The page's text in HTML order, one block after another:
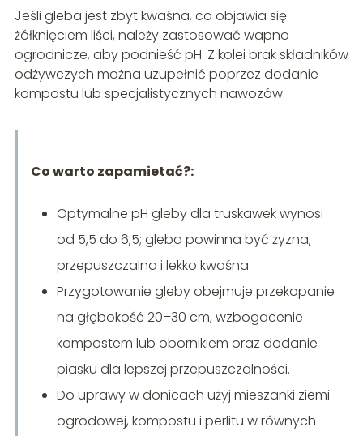
Jeśli gleba jest zbyt kwaśna, co objawia się
żółknięciem liści, należy zastosować wapno
ogrodnicze, aby podnieść pH. Z kolei brak składników
odżywczych można uzupełnić poprzez dodanie
kompostu lub specjalistycznych nawozów.
Co warto zapamietać?:
Optymalne pH gleby dla truskawek wynosi
od 5,5 do 6,5; gleba powinna być żyzna,
przepuszczalna i lekko kwaśna.
Przygotowanie gleby obejmuje przekopanie
na głębokość 20–30 cm, wzbogacenie
kompostem lub obornikiem oraz dodanie
piasku dla lepszej przepuszczalności.
Do uprawy w donicach użyj mieszanki ziemi
ogrodowej, kompostu i perlitu w równych